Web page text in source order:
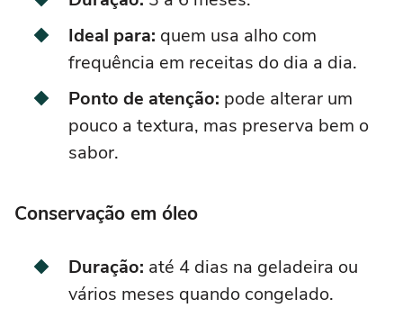
Ideal para: quem usa alho com
frequência em receitas do dia a dia.
Ponto de atenção: pode alterar um
pouco a textura, mas preserva bem o
sabor.
Conservação em óleo
Duração: até 4 dias na geladeira ou
vários meses quando congelado.